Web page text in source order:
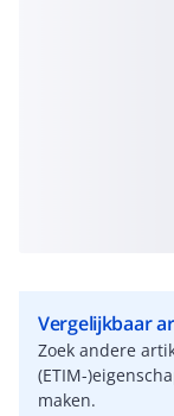
Vergelijkbaar
Zoek andere
(ETIM-
maken.